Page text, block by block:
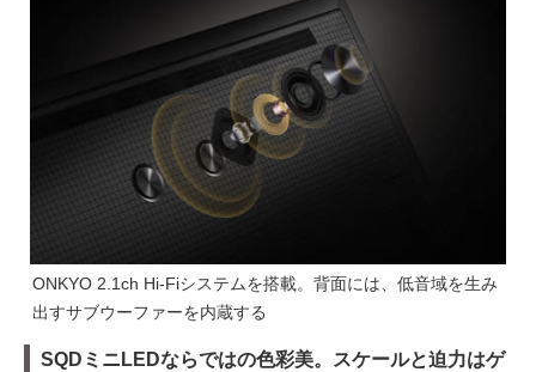
ONKYO 2.1ch Hi-Fiシステムを搭載。背面には、低音域を生み
出すサブウーファーを内蔵する
SQDミニLEDならではの色彩美。スケールと迫力はゲ